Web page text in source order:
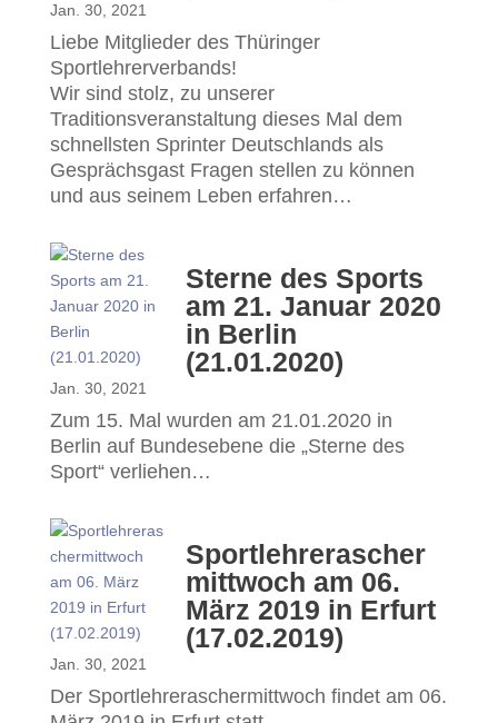
Jan. 30, 2021
Liebe Mitglieder des Thüringer
Sportlehrerverbands!
Wir sind stolz, zu unserer
Traditionsveranstaltung dieses Mal dem
schnellsten Sprinter Deutschlands als
Gesprächsgast Fragen stellen zu können
und aus seinem Leben erfahren…
Sterne des Sports
am 21. Januar 2020
in Berlin
(21.01.2020)
Jan. 30, 2021
Zum 15. Mal wurden am 21.01.2020 in
Berlin auf Bundesebene die „Sterne des
Sport“ verliehen…
Sportlehrerascher
mittwoch am 06.
März 2019 in Erfurt
(17.02.2019)
Jan. 30, 2021
Der Sportlehreraschermittwoch findet am 06.